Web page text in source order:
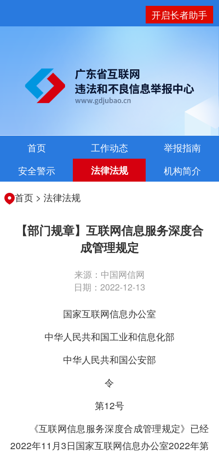
开启长者助手
首页 工作动态
举报指南
安全警示
法律法规 机构简介
首页> 法律法规
【部门规章】互联网信息服务深度合
成管理规定
来源：中国网信网
日期：2022-12-13
国家互联网信息办公室
中华人民共和国工业和信息化部
中华人民共和国公安部
令
第12号
《互联网信息服务深度合成管理规定》已经
2022年11月3日国家互联网信息办公室2022年第